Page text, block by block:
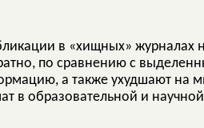
в «хищных» журналах
по сравнению с
а также ухудшают на
в образовательной и